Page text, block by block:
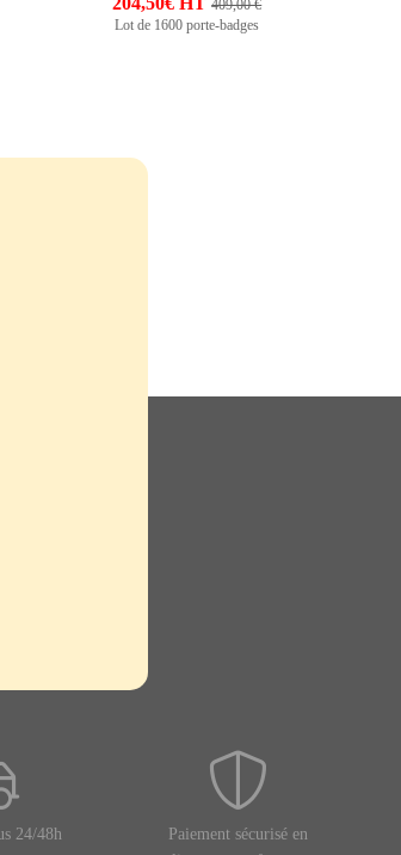
409,00 €
Lot de 1600 porte-badges
24/48h
Paiement sécurisé en